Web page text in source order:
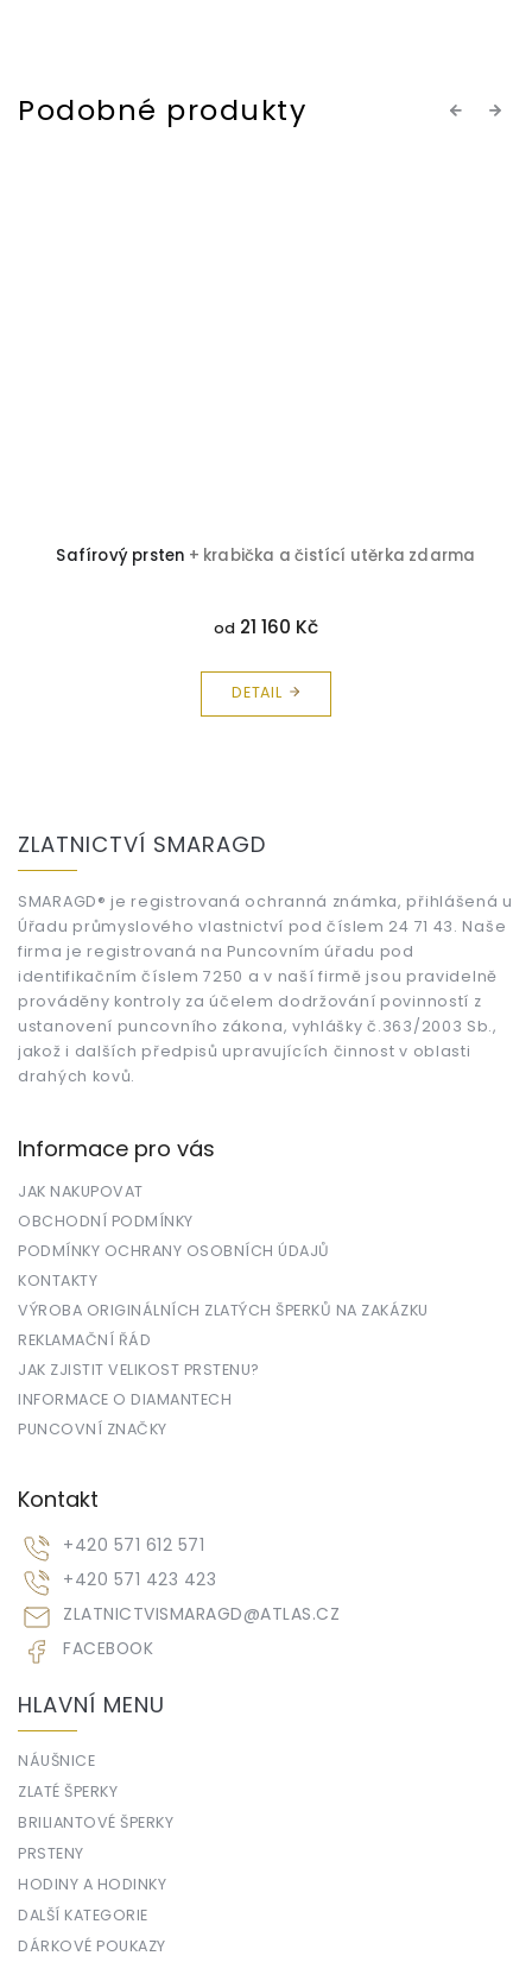
Previous
Safírový prsten + krabička a čistící utěrka zdarma
od 21 160 Kč
DETAIL
Next
ZLATNICTVÍ SMARAGD
SMARAGD® je registrovaná ochranná známka, přihlášená u
Úřadu průmyslového vlastnictví pod číslem 24 71 43. Naše
firma je registrovaná na Puncovním úřadu pod
identifikačním číslem 7250 a v naší firmě jsou pravidelně
prováděny kontroly za účelem dodržování povinností z
ustanovení puncovního zákona, vyhlášky č.363/2003 Sb.,
jakož i dalších předpisů upravujících činnost v oblasti
drahých kovů.
Informace pro vás
JAK NAKUPOVAT
OBCHODNÍ PODMÍNKY
PODMÍNKY OCHRANY OSOBNÍCH ÚDAJŮ
KONTAKTY
VÝROBA ORIGINÁLNÍCH ZLATÝCH ŠPERKŮ NA ZAKÁZKU
REKLAMAČNÍ ŘÁD
JAK ZJISTIT VELIKOST PRSTENU?
INFORMACE O DIAMANTECH
PUNCOVNÍ ZNAČKY
Kontakt
ZLATNICTVISMARAGD@ATLAS.CZ
+420 571 612 571
+420 571 423 423
FACEBOOK
HLAVNÍ MENU
NÁUŠNICE
ZLATÉ ŠPERKY
BRILIANTOVÉ ŠPERKY
PRSTENY
HODINY A HODINKY
DALŠÍ KATEGORIE
DÁRKOVÉ POUKAZY